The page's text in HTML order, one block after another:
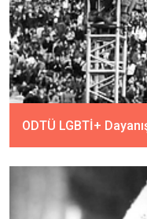
ODTÜ LGBTİ+